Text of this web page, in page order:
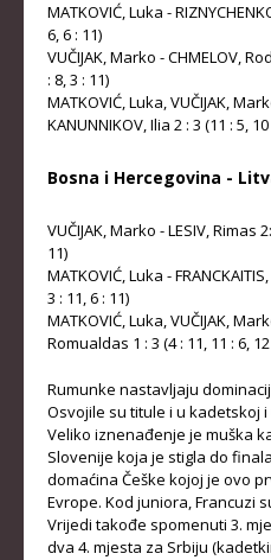
NAJMLAĐE
OPŠTI
MATKOVIĆ, Luka -
6, 6 : 11)
VUČIJAK, Marko - CHMELOV,
: 8, 3 : 11)
MATKOVIĆ, Luka, VUČIJAK,
KANUNNIKOV, Ilia 2 : 3 (11 : 5,
Bosna i Hercegovina -
VUČIJAK, Marko - LESIV, Rimas
11)
MATKOVIĆ, Luka -
3 : 11, 6 : 11)
MATKOVIĆ, Luka, VUČIJAK,
Romualdas 1 : 3 (4 : 11, 11 : 6,
Rumunke nastavljaju
Osvojile su titule i u kadetskoj
Veliko iznenađenje je muška
Slovenije koja je stigla do
domaćina Češke kojoj je ovo
Evrope. Kod juniora, Francuzi
Vrijedi takođe spomenuti 3.
dva 4. mjesta za Srbiju